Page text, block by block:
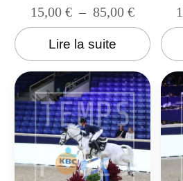
15,00 € – 85,00 €
Lire la suite